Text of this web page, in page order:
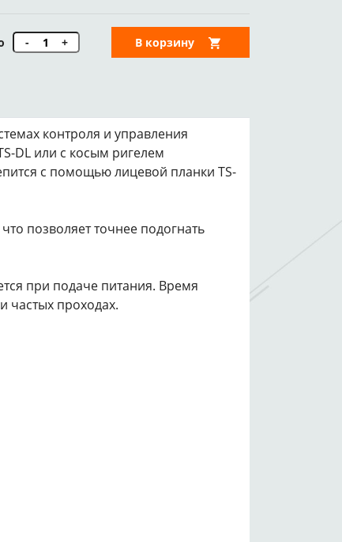
- + В корзину
контроля и управления
DL или с косым ригелем
с помощью лицевой планки TS-
позволяет точнее подогнать
при подаче питания. Время
частых проходах.